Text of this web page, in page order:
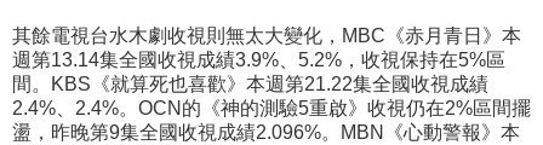
其餘電視台水木劇收視則無太大變化，MBC《赤月青日》本
週第13.14集全國收視成績3.9%、5.2%，收視保持在5%區
間。KBS《就算死也喜歡》本週第21.22集全國收視成績
2.4%、2.4%。OCN的《神的測驗5重啟》收視仍在2%區間擺
盪，昨晚第9集全國收視成績2.096%。MBN《心動警報》本